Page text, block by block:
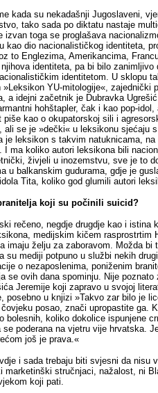
kada su nekadašnji Jugoslaveni,
tako sada po diktatu nastaje
izvan toga se proglašava
kao dio nacionalističkog identiteta,
to Englezima, Amerikancima,
identiteta, pa bi bilo
identitetom. U sklopu
YU-mitologije«, zajednički
a idejni začetnik je Dubravka
hohštapler, čak i kao pop-
piše kao o okupatorskoj sili i
ali se je »dečki« u leksikonu sjećaju
je leksikon s takvim natuknicama,
ma koliko autori leksikona bili
živjeli u inozemstvu, sve je to
u balkanskim gudurama, gdje je
Tita, koliko god glumili autori
koji su počinili suicid?
rečeno, negdje drugdje kao i istina
medijskim kičem rasprostrtim
imaju želju za zaboravom. Možda bi
su mediji potpuno u službi nekih
o nezaposlenima, poniženim
se ovih dana spominju. Nije
Jeremije koji zapravo u svojoj
posebno u knjizi »Takvo zar bilo je
posao, znači upropastite ga.
bolesnih, koliko dokolice ispunjene
poderana na vjetru vije hrvatska.
još je prava.«
i sada trebaju biti svjesni da nisu
marketinški stručnjaci, nažalost, ni
koji pati.